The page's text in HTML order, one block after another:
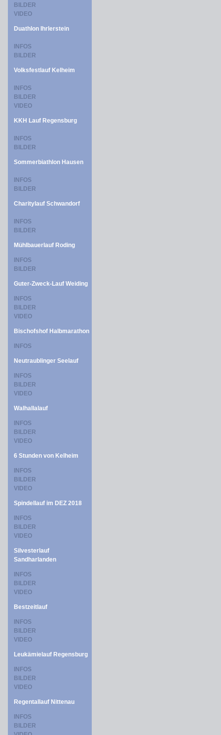
BILDER
VIDEO
Duathlon Ihrlerstein
INFOS
BILDER
Volksfestlauf Kelheim
INFOS
BILDER
VIDEO
KKH Lauf Regensburg
INFOS
BILDER
Sommerbiathlon Hausen
INFOS
BILDER
Charitylauf Schwandorf
INFOS
BILDER
Mühlbauerlauf Roding
INFOS
BILDER
Guter-Zweck-Lauf Weiding
INFOS
BILDER
VIDEO
Bischofshof Halbmarathon
INFOS
Neutraublinger Seelauf
INFOS
BILDER
VIDEO
Walhallalauf
INFOS
BILDER
VIDEO
6 Stunden von Kelheim
INFOS
BILDER
VIDEO
Spindellauf im DEZ 2018
INFOS
BILDER
VIDEO
Silvesterlauf
Sandharlanden
INFOS
BILDER
VIDEO
Bestzeitlauf
INFOS
BILDER
VIDEO
Leukämielauf Regensburg
INFOS
BILDER
VIDEO
Regentallauf Nittenau
INFOS
BILDER